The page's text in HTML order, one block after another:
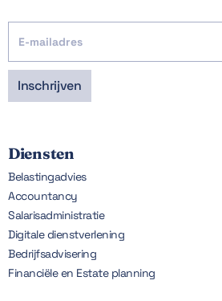
Diensten
Belastingadvies
Accountancy
Salarisadministratie
Digitale dienstverlening
Bedrijfsadvisering
Financiële en Estate planning